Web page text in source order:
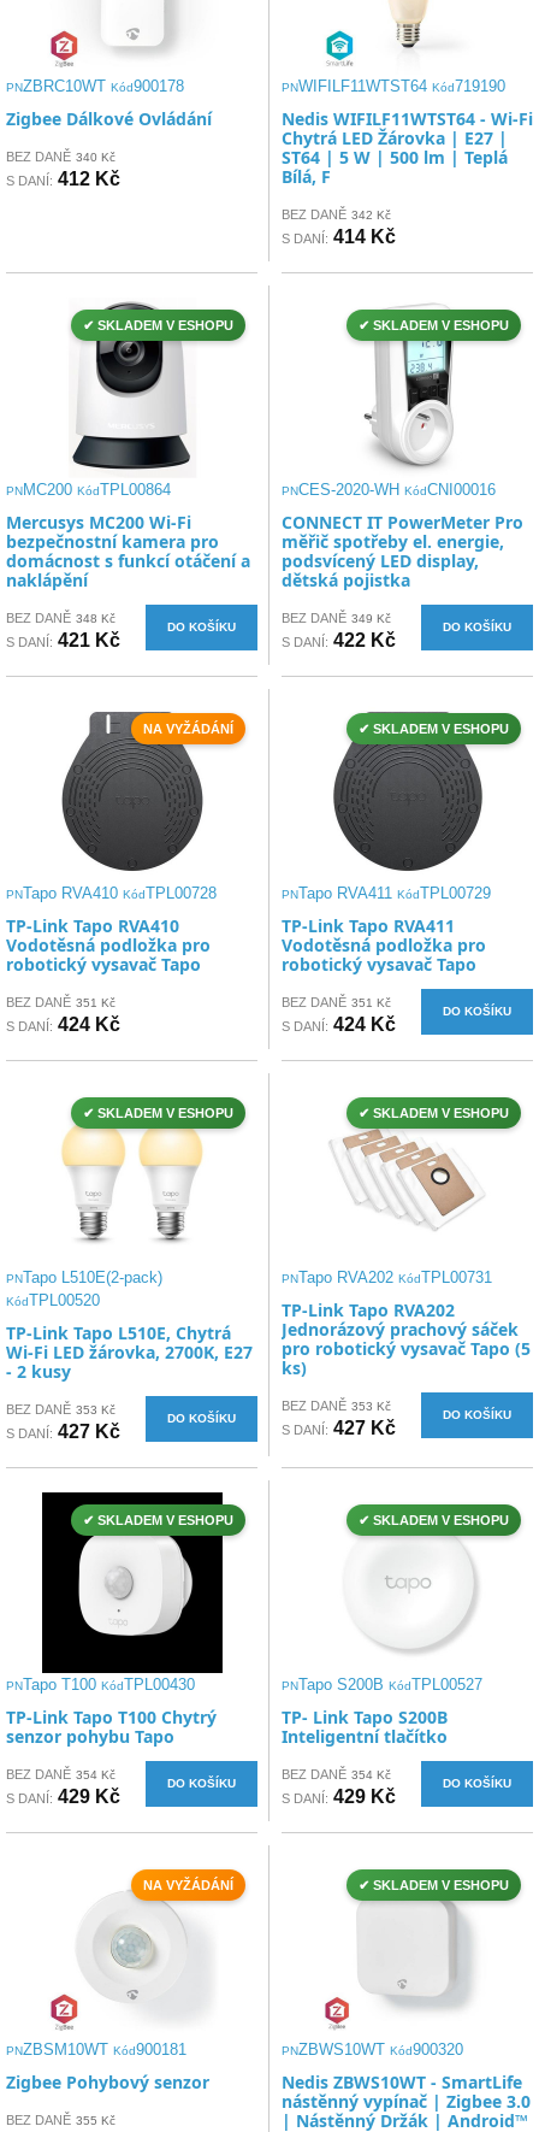
PNZBRC10WT Kód900178
Zigbee Dálkové Ovládání
BEZ DANĚ 340 Kč
S DANÍ: 412 Kč
PNWIFILF11WTST64 Kód719190
Nedis WIFILF11WTST64 - Wi-Fi
Chytrá LED Žárovka | E27 |
ST64 | 5 W | 500 lm | Teplá
Bílá, F
BEZ DANĚ 342 Kč
S DANÍ: 414 Kč
✔ SKLADEM V ESHOPU
PNMC200 KódTPL00864
Mercusys MC200 Wi-Fi
bezpečnostní kamera pro
domácnost s funkcí otáčení a
naklápění
BEZ DANĚ 348 Kč
S DANÍ: 421 Kč
DO KOŠÍKU
✔ SKLADEM V ESHOPU
PNCES-2020-WH KódCNI00016
CONNECT IT PowerMeter Pro
měřič spotřeby el. energie,
podsvícený LED display,
dětská pojistka
BEZ DANĚ 349 Kč
S DANÍ: 422 Kč
DO KOŠÍKU
NA VYŽÁDÁNÍ
PNTapo RVA410 KódTPL00728
TP-Link Tapo RVA410
Vodotěsná podložka pro
robotický vysavač Tapo
BEZ DANĚ 351 Kč
S DANÍ: 424 Kč
✔ SKLADEM V ESHOPU
PNTapo RVA411 KódTPL00729
TP-Link Tapo RVA411
Vodotěsná podložka pro
robotický vysavač Tapo
BEZ DANĚ 351 Kč
S DANÍ: 424 Kč
DO KOŠÍKU
✔ SKLADEM V ESHOPU
PNTapo L510E(2-pack)
KódTPL00520
TP-Link Tapo L510E, Chytrá
Wi-Fi LED žárovka, 2700K, E27
- 2 kusy
BEZ DANĚ 353 Kč
S DANÍ: 427 Kč
DO KOŠÍKU
✔ SKLADEM V ESHOPU
PNTapo RVA202 KódTPL00731
TP-Link Tapo RVA202
Jednorázový prachový sáček
pro robotický vysavač Tapo (5
ks)
BEZ DANĚ 353 Kč
S DANÍ: 427 Kč
DO KOŠÍKU
✔ SKLADEM V ESHOPU
PNTapo T100 KódTPL00430
TP-Link Tapo T100 Chytrý
senzor pohybu Tapo
BEZ DANĚ 354 Kč
S DANÍ: 429 Kč
DO KOŠÍKU
✔ SKLADEM V ESHOPU
PNTapo S200B KódTPL00527
TP- Link Tapo S200B
Inteligentní tlačítko
BEZ DANĚ 354 Kč
S DANÍ: 429 Kč
DO KOŠÍKU
NA VYŽÁDÁNÍ
PNZBSM10WT Kód900181
Zigbee Pohybový senzor
BEZ DANĚ 355 Kč
✔ SKLADEM V ESHOPU
PNZBWS10WT Kód900320
Nedis ZBWS10WT - SmartLife
nástěnný vypínač | Zigbee 3.0
| Nástěnný Držák | Android™